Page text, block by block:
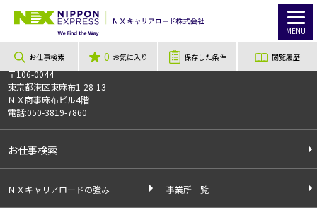
MENU
お仕事検索 0 お気に入り 保存した条件 閲覧履歴
TOP お仕事検索
このお仕事は非公開のお仕事です
お仕事番号013931
〒106-0044
東京都港区東麻布1-28-13
ＮＸ商事麻布ビル4階
電話:050-3819-7860
お仕事検索
ＮＸキャリアロードの強み 事業所一覧